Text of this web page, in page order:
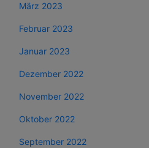
März 2023
Februar 2023
Januar 2023
Dezember 2022
November 2022
Oktober 2022
September 2022